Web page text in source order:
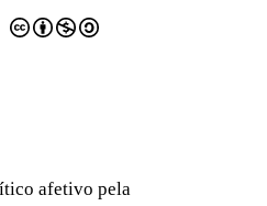
afetivo pela